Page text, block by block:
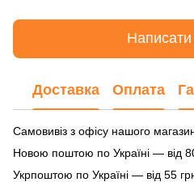
Написати
Доставка Оплата
Самовивіз з офісу нашого
Новою поштою по Україні — від
Укрпоштою по Україні — від 55